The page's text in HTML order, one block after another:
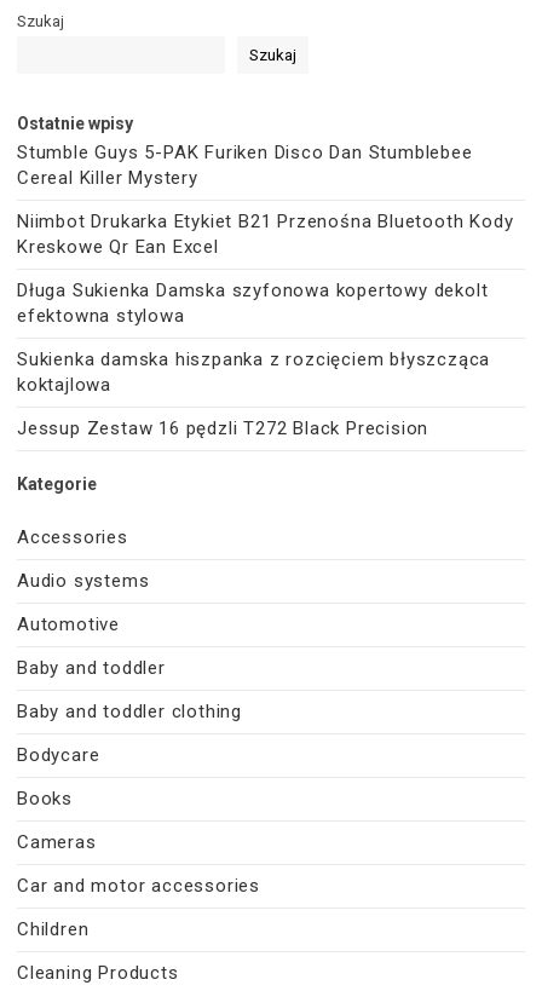
Szukaj
Szukaj
Ostatnie wpisy
Stumble Guys 5-PAK Furiken Disco Dan Stumblebee
Cereal Killer Mystery
Niimbot Drukarka Etykiet B21 Przenośna Bluetooth Kody
Kreskowe Qr Ean Excel
Długa Sukienka Damska szyfonowa kopertowy dekolt
efektowna stylowa
Sukienka damska hiszpanka z rozcięciem błyszcząca
koktajlowa
Jessup Zestaw 16 pędzli T272 Black Precision
Kategorie
Accessories
Audio systems
Automotive
Baby and toddler
Baby and toddler clothing
Bodycare
Books
Cameras
Car and motor accessories
Children
Cleaning Products